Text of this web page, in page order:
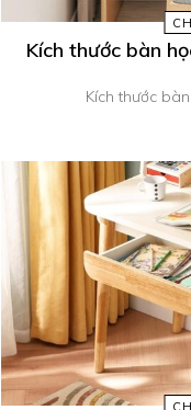
Kích thước bàn
Kích thước